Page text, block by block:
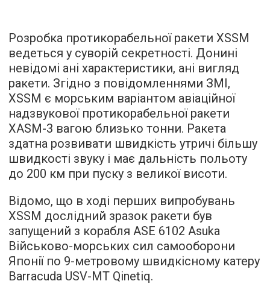
Розробка протикорабельної ракети XSSM
ведеться у суворій секретності. Донині
невідомі ані характеристики, ані вигляд
ракети. Згідно з повідомленнями ЗМІ,
XSSM є морським варіантом авіаційної
надзвукової протикорабельної ракети
XASM-3 вагою близько тонни. Ракета
здатна розвивати швидкість утричі більшу
швидкості звуку і має дальність польоту
до 200 км при пуску з великої висоти.
Відомо, що в ході перших випробувань
XSSM дослідний зразок ракети був
запущений з корабля ASE 6102 Asuka
Військово-морських сил самооборони
Японії по 9-метровому швидкісному катеру
Barracuda USV-MT Qinetiq.